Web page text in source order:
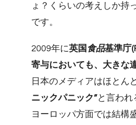
ょ？くらいの考えしか持
です。
2009年に英国 食品基準庁
寄与においても、大きな
日本のメディアはほとん
ニックパニック”と言われ
ヨーロッパ方面では結構